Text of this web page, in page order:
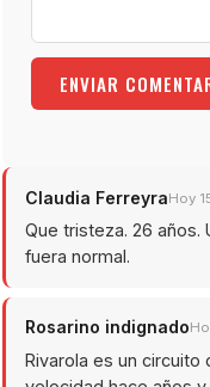
ENVIAR
Claudia FerreyraHoy
Que tristeza. 26
fuera normal.
Rosarino indignado
Rivarola es un circuito